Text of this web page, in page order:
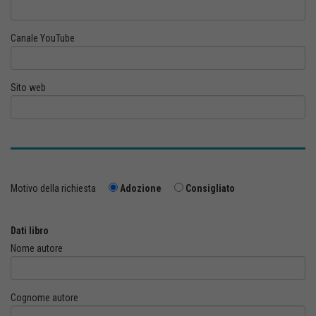
Canale YouTube
Sito web
Motivo della richiesta Adozione Consigliato
Dati libro
Nome autore
Cognome autore